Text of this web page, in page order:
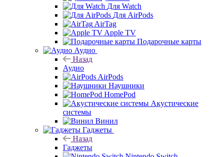
Для Watch
Для AirPods
AirTag
Apple TV
Подарочные карты
Аудио
Назад
Аудио
AirPods
Наушники
HomePod
Акустические
системы
Винил
Гаджеты
Назад
Гаджеты